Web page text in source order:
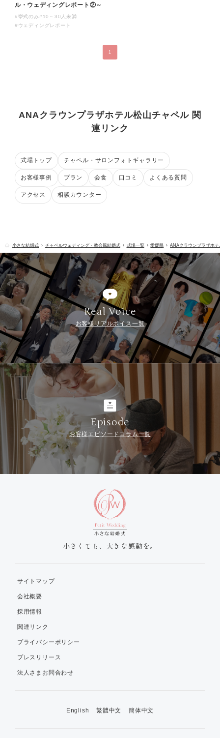
ル・ウェディングレポート②～
#挙式のみ#10～30人未満
#ウェディングレポート
1
ANAクラウンプラザホテル松山チャペル 関
連リンク
式場トップ チャペル・サロンフォトギャラリー
お客様事例 プラン 会食 口コミ よくある質問
アクセス 相談カウンター
小さな結婚式 チャペルウェディング・教会風結婚式 式場一覧 愛媛県 ANAクラウンプラザホ
Real Voice
お客様リアルボイス一覧
Episode
お客様エピソードコラム一覧
小さくても、大きな感動を。
サイトマップ
会社概要
採用情報
関連リンク
プライバシーポリシー
プレスリリース
法人さまお問合わせ
English 繁體中文 簡体中文